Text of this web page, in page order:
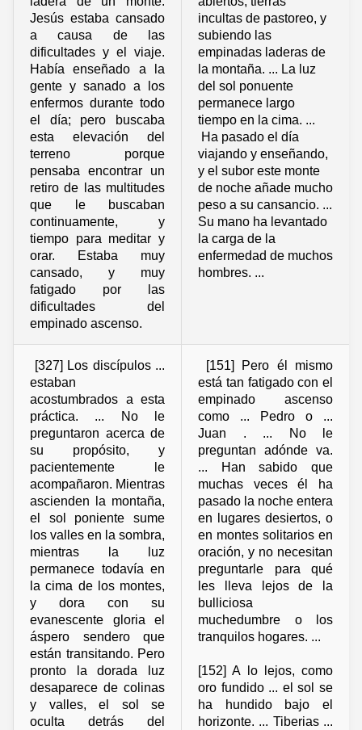
Jesús estaba cansado
a causa de las
dificultades y el viaje.
Había enseñado a la
gente y sanado a los
enfermos durante todo
el día; pero buscaba
esta elevación del
terreno porque
pensaba encontrar un
retiro de las multitudes
que le buscaban
continuamente, y
tiempo para meditar y
orar. Estaba muy
cansado, y muy
fatigado por las
dificultades del
empinado ascenso.
incultas de pastoreo, y
subiendo las
empinadas laderas de
la montaña. ... La luz
del sol ponuente
permanece largo
tiempo en la cima. ...
Ha pasado el día
viajando y enseñando,
y el subor este monte
de noche añade mucho
peso a su cansancio. ...
Su mano ha levantado
la carga de la
enfermedad de muchos
hombres. ...
[327] Los discípulos ...
estaban
acostumbrados a esta
práctica. ... No le
preguntaron acerca de
su propósito, y
pacientemente le
acompañaron. Mientras
ascienden la montaña,
el sol poniente sume
los valles en la sombra,
mientras la luz
permanece todavía en
la cima de los montes,
y dora con su
evanescente gloria el
áspero sendero que
están transitando. Pero
pronto la dorada luz
desaparece de colinas
y valles, el sol se
oculta detrás del
[151] Pero él mismo
está tan fatigado con el
empinado ascenso
como ... Pedro o ...
Juan . ... No le
preguntan adónde va.
... Han sabido que
muchas veces él ha
pasado la noche entera
en lugares desiertos, o
en montes solitarios en
oración, y no necesitan
preguntarle para qué
les lleva lejos de la
bulliciosa
muchedumbre o los
tranquilos hogares. ...
[152] A lo lejos, como
oro fundido ... el sol se
ha hundido bajo el
horizonte. ... Tiberias ...